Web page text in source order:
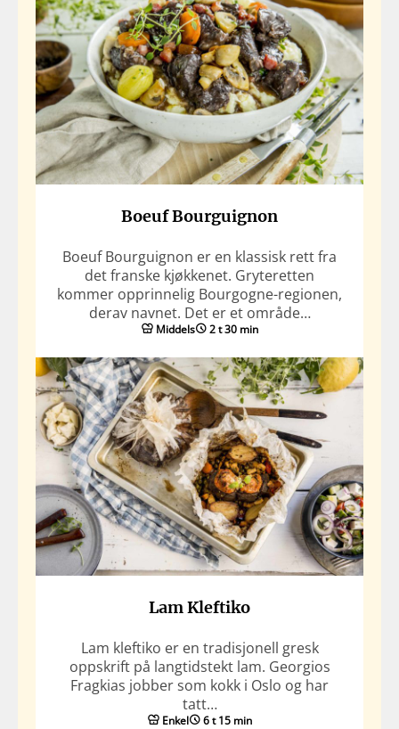
Boeuf Bourguignon
Boeuf Bourguignon er en klassisk rett fra
det franske kjøkkenet. Gryteretten
kommer opprinnelig Bourgogne-regionen,
derav navnet. Det er et område…
Middels 2 t 30 min
Lam Kleftiko
Lam kleftiko er en tradisjonell gresk
oppskrift på langtidstekt lam. Georgios
Fragkias jobber som kokk i Oslo og har
tatt…
Enkel 6 t 15 min